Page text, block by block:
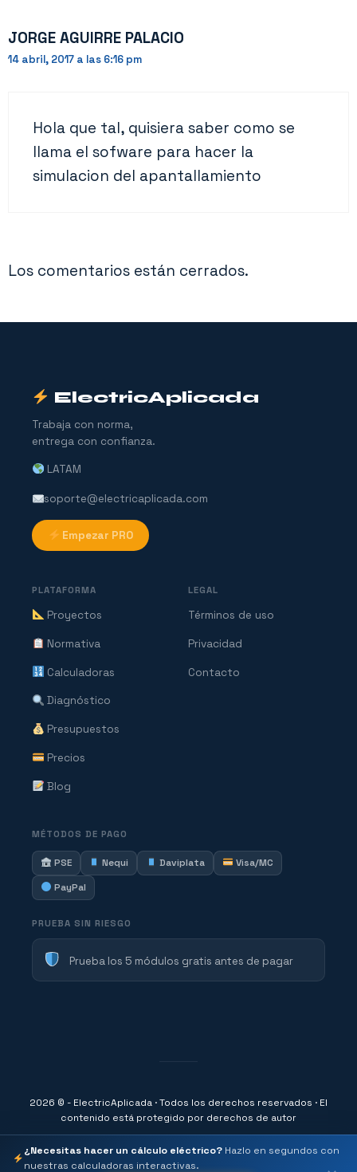
JORGE AGUIRRE PALACIO
14 abril, 2017 a las 6:16 pm
Hola que tal, quisiera saber como se
llama el sofware para hacer la
simulacion del apantallamiento
Los comentarios están cerrados.
ElectricAplicada
Trabaja con norma,
entrega con confianza.
LATAM
soporte@electricaplicada.com
Empezar PRO
PLATAFORMA
Proyectos
Normativa
Calculadoras
Diagnóstico
Presupuestos
Precios
Blog
LEGAL
Términos de uso
Privacidad
Contacto
MÉTODOS DE PAGO
PSE Nequi Daviplata
Visa/MC
PayPal
PRUEBA SIN RIESGO
Prueba los 5 módulos gratis antes de pagar
2026 © - ElectricAplicada · Todos los derechos reservados · El
contenido está protegido por derechos de autor
¿Necesitas hacer un cálculo eléctrico? Hazlo en segundos con
nuestras calculadoras interactivas.